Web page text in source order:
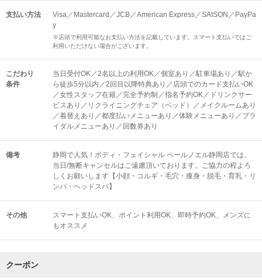
支払い方法
Visa／Mastercard／JCB／American Express／SAISON／PayPa
y
※店頭で利用可能なお支払い方法を記載しています。スマート支払いではご
利用いただけない場合がございます。
こだわり
条件
当日受付OK／2名以上の利用OK／個室あり／駐車場あり／駅か
ら徒歩5分以内／2回目以降特典あり／店頭でのカード支払いOK
／女性スタッフ在籍／完全予約制／指名予約OK／ドリンクサー
ビスあり／リクライニングチェア（ベッド）／メイクルームあり
／着替えあり／都度払いメニューあり／体験メニューあり／ブラ
イダルメニューあり／回数券あり
備考
静岡で人気！ボディ・フェイシャル ペールノエル静岡店では、
当日/無断キャンセルはご遠慮頂いております。ご協力の程よろ
しくお願いします【小顔・コルギ・毛穴・痩身・脱毛・育乳・リ
ンパ・ヘッドスパ】
その他 スマート支払いOK ポイント利用OK 即時予約OK
メンズに
もオススメ
クーポン